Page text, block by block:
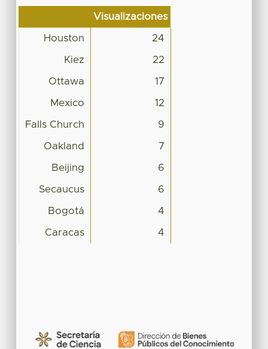
Visualizaciones
Houston 24
Kiez 22
Ottawa 17
Mexico 12
Falls Church 9
Oakland 7
Beijing 6
Secaucus 6
Bogotá 4
Caracas 4